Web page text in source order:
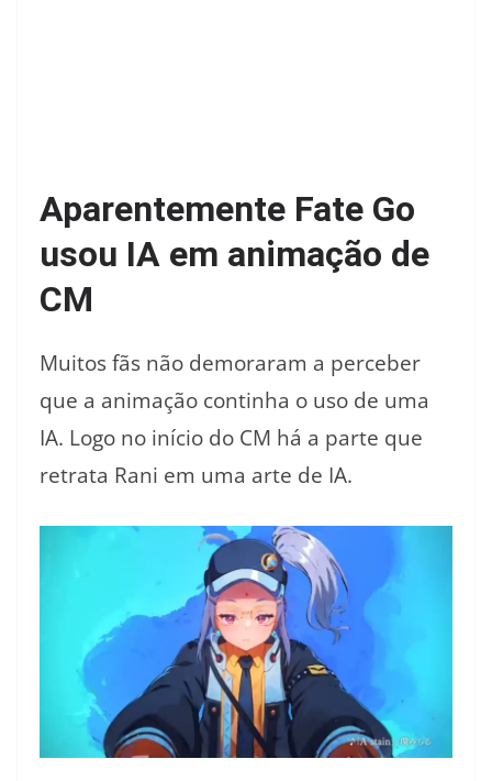
Aparentemente Fate Go
usou IA em animação de
CM
Muitos fãs não demoraram a perceber
que a animação continha o uso de uma
IA. Logo no início do CM há a parte que
retrata Rani em uma arte de IA.